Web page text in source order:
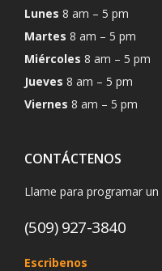
Lunes 8 am – 5 pm
Martes 8 am – 5 pm
Miércoles 8 am – 5 pm
Jueves 8 am – 5 pm
Viernes 8 am – 5 pm
CONTÁCTENOS
Llame para programar
(509) 927-3840
Escribenos